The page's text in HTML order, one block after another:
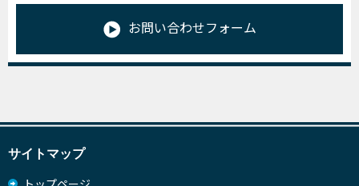
お問い合わせフォーム
サイトマップ